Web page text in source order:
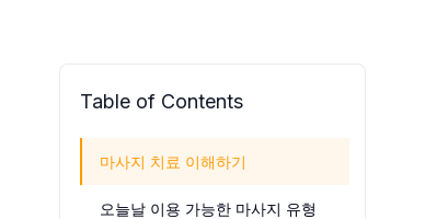
Table of Contents
마사지 치료 이해하기
오늘날 이용 가능한 마사지 유형